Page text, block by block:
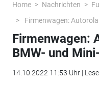
Home Nachrichten
Firmenwagen:
Firmenwagen:
BMW- und
14.10.2022 11:53 Uhr |